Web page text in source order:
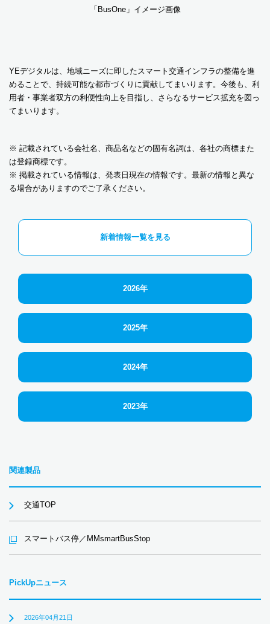
「BusOne」イメージ画像
YEデジタルは、地域ニーズに即したスマート交通インフラの整備を進
めることで、持続可能な都市づくりに貢献してまいります。今後も、利
用者・事業者双方の利便性向上を目指し、さらなるサービス拡充を図っ
てまいります。
※ 記載されている会社名、商品名などの固有名詞は、各社の商標また
は登録商標です。
※ 掲載されている情報は、発表日現在の情報です。最新の情報と異な
る場合がありますのでご了承ください。
新着情報一覧を見る
2026年
2025年
2024年
2023年
関連製品
交通TOP
スマートバス停／MMsmartBusStop
PickUpニュース
2026年04月21日